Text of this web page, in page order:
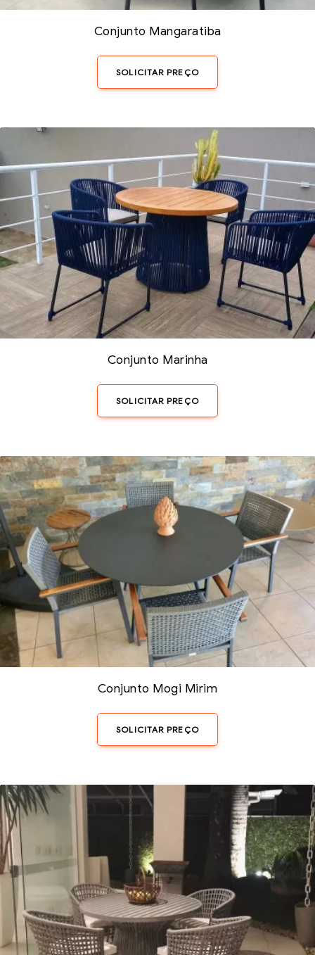
Conjunto Mangaratiba
SOLICITAR PREÇO
Conjunto Marinha
SOLICITAR PREÇO
Conjunto Mogi Mirim
SOLICITAR PREÇO